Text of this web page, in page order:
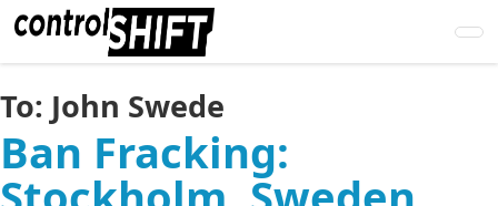
Skip
to
main
content
To: John Swede
Ban Fracking: